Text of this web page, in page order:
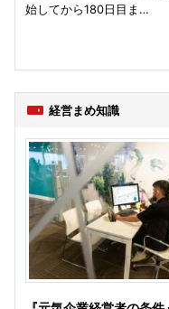
始してから180日目ま…
経営まめ知識